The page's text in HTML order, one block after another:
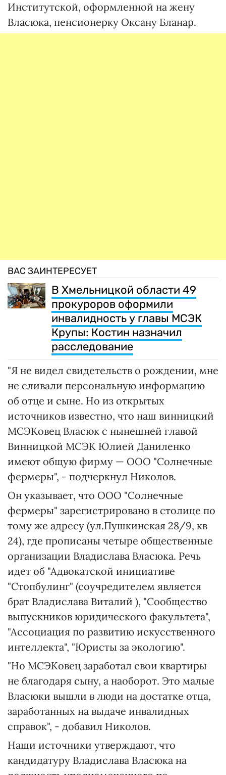
Институтской, оформленной на жену
Власюка, пенсионерку Оксану Бланар.
ВАС ЗАИНТЕРЕСУЕТ
В Хмельницкой области 49
прокуроров оформили
инвалидность у главы МСЭК
Крупы: Костин назначил
расследование
"Я не видел свидетельств о рождении, мне
не сливали персональную информацию
об отце и сыне. Но из открытых
источников известно, что наш винницкий
МСЭКовец Власюк с нынешней главой
Винницкой МСЭК Юлией Даниленко
имеют общую фирму — ООО "Солнечные
фермеры", - подчеркнул Николов.
Он указывает, что ООО "Солнечные
фермеры" зарегистрировано в столице по
тому же адресу (ул.Пушкинская 28/9, кв
24), где прописаны четыре общественные
организации Владислава Власюка. Речь
идет об "Адвокатской инициативе
"Стопбулинг" (соучредителем является
брат Владислава Виталий ), "Сообщество
выпускников юридического факультета",
"Ассоциация по развитию искусственного
интеллекта", "Юристы за экологию".
"Но МСЭКовец заработал свои квартиры
не благодаря сыну, а наоборот. Это малые
Власюки вышли в люди на достатке отца,
заработанных на выдаче инвалидных
справок", - добавил Николов.
Наши источники утверждают, что
кандидатуру Владислава Власюка на